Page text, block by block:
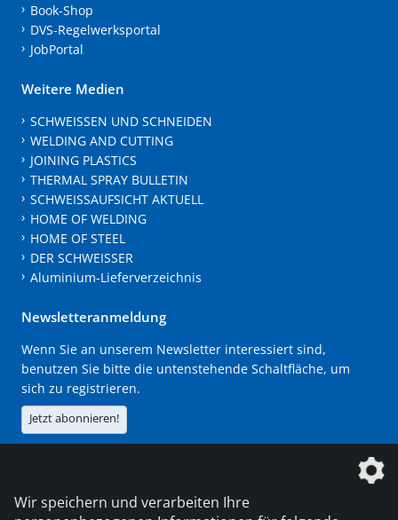
Book-Shop
DVS-Regelwerksportal
JobPortal
Weitere Medien
SCHWEISSEN UND SCHNEIDEN
WELDING AND CUTTING
JOINING PLASTICS
THERMAL SPRAY BULLETIN
SCHWEISSAUFSICHT AKTUELL
HOME OF WELDING
HOME OF STEEL
DER SCHWEISSER
Aluminium-Lieferverzeichnis
Newsletteranmeldung
Wenn Sie an unserem Newsletter interessiert sind,
benutzen Sie bitte die untenstehende Schaltfläche, um
sich zu registrieren.
Jetzt abonnieren!
Die DVS Media GmbH ist ein Unternehmen der
Wir speichern und verarbeiten Ihre